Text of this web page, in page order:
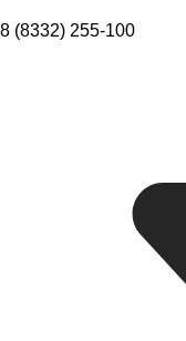
8 (8332) 255-100